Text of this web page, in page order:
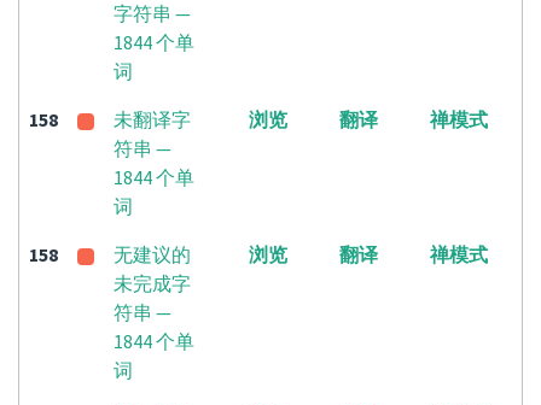
字符串 —
1844 个单
词
158
未翻译字
符串 —
1844 个单
词
浏览 翻译 禅模式
158
无建议的
未完成字
符串 —
1844 个单
词
浏览 翻译 禅模式